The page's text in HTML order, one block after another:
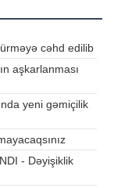
cəhd edilib
aşkarlanması
yeni gəmiçilik
- Dəyişiklik